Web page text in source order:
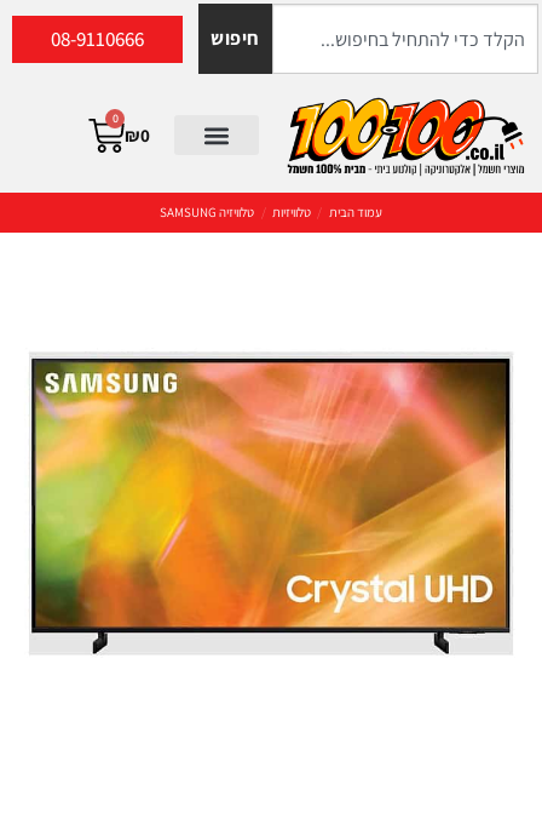
חיפוש 08-9110666
₪0
0
עמוד הבית / טלוויזיות / טלוויזיה SAMSUNG